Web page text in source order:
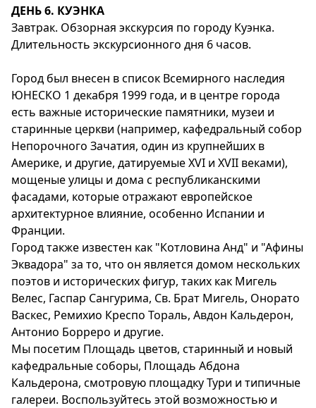
ДЕНЬ 6. КУЭНКА
Завтрак. Обзорная экскурсия по городу Куэнка.
Длительность экскурсионного дня 6 часов.
Город был внесен в список Всемирного наследия
ЮНЕСКО 1 декабря 1999 года, и в центре города
есть важные исторические памятники, музеи и
старинные церкви (например, кафедральный собор
Непорочного Зачатия, один из крупнейших в
Америке, и другие, датируемые XVI и XVII веками),
мощеные улицы и дома с республиканскими
фасадами, которые отражают европейское
архитектурное влияние, особенно Испании и
Франции.
Город также известен как "Котловина Анд" и "Афины
Эквадора" за то, что он является домом нескольких
поэтов и исторических фигур, таких как Мигель
Велес, Гаспар Сангурима, Св. Брат Мигель, Онорато
Васкес, Ремихио Креспо Тораль, Авдон Кальдерон,
Антонио Борреро и другие.
Мы посетим Площадь цветов, старинный и новый
кафедральные соборы, Площадь Абдона
Кальдерона, смотровую площадку Тури и типичные
галереи. Воспользуйтесь этой возможностью и